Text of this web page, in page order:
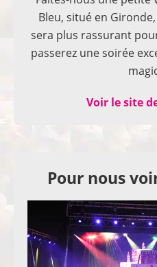
Bleu, situé en
sera plus rassurant
passerez une soirée
Voir le site
Pour nous